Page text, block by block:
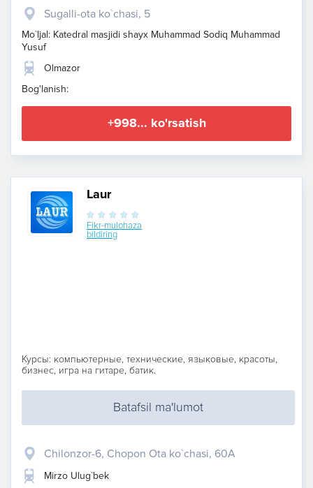
Sugalli-ota ko`chasi, 5
Mo`ljal: Katedral masjidi shayx Muhammad Sodiq Muhammad
Yusuf
Olmazor
Bog'lanish:
+998... ko'rsatish
Laur
Fikr-mulohaza
bildiring
Курсы: компьютерные, технические, языковые, красоты,
бизнес, игра на гитаре, батик.
Batafsil ma'lumot
Chilonzor-6, Chopon Ota ko`chasi, 60A
Mirzo Ulug`bek